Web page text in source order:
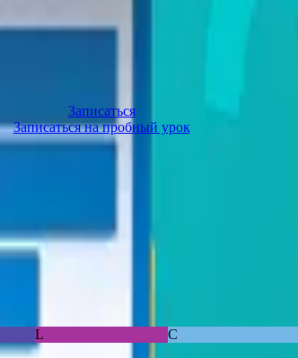
Записаться
Записаться на пробный урок
L С